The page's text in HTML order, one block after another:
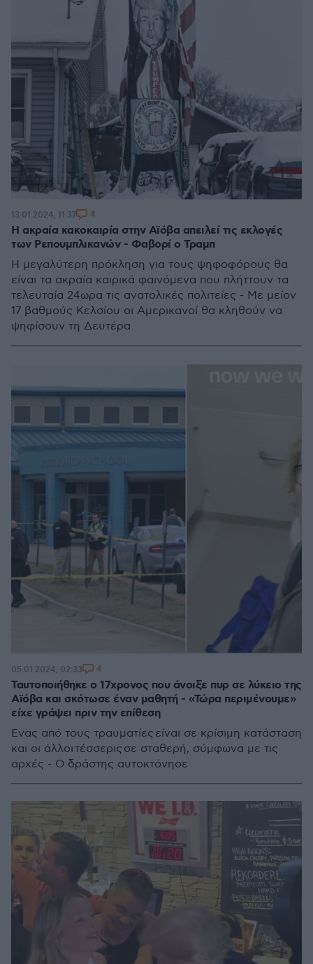
Η ακραία κακοκαιρία στην Αϊόβα απειλεί τις εκλογές
των Ρεπουμπλικανών - Φαβορί ο Τραμπ
Η μεγαλύτερη πρόκληση για τους ψηφοφόρους θα
είναι τα ακραία καιρικά φαινόμενα που πλήττουν τα
τελευταία 24ωρα τις ανατολικές πολιτείες - Με μείον
17 βαθμούς Κελσίου οι Αμερικανοί θα κληθούν να
ψηφίσουν τη Δευτέρα
13.01.2024, 11:37 4
Ταυτοποιήθηκε ο 17χρονος που άνοιξε πυρ σε λύκειο της
Αϊόβα και σκότωσε έναν μαθητή - «Τώρα περιμένουμε»
είχε γράψει πριν την επίθεση
Ένας από τους τραυματίες είναι σε κρίσιμη κατάσταση
και οι άλλοι τέσσερις σε σταθερή, σύμφωνα με τις
αρχές - Ο δράστης αυτοκτόνησε
05.01.2024, 02:33 4